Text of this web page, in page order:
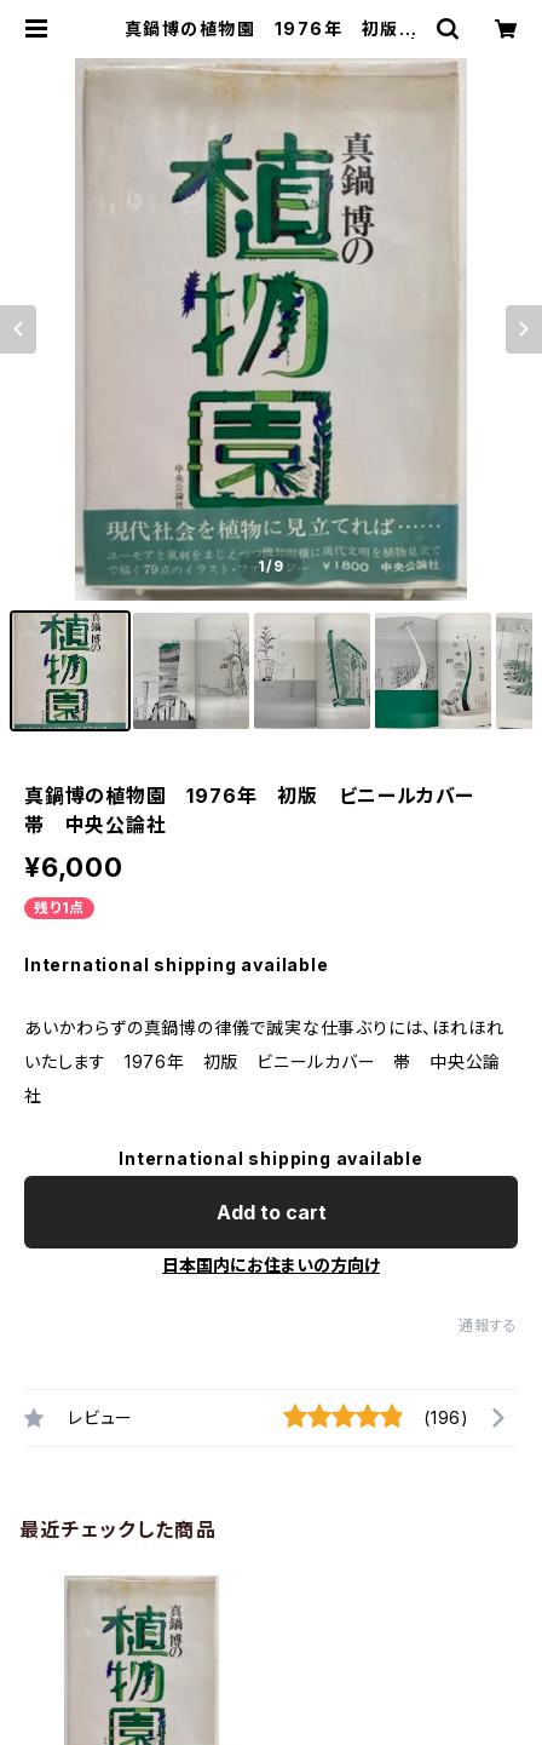
真鍋博の植物園 1976年 初版
トムズボックス
1/9
真鍋博の植物園 1976年 初版 ビニールカバー
帯 中央公論社
¥6,000
残り1点
International shipping available
あいかわらずの真鍋博の律儀で誠実な仕事ぶりには、ほれほれ
いたします 1976年 初版 ビニールカバー 帯 中央公論
社
International shipping available
Add to cart
日本国内にお住まいの方向け
通報する
レビュー (196)
最近チェックした商品